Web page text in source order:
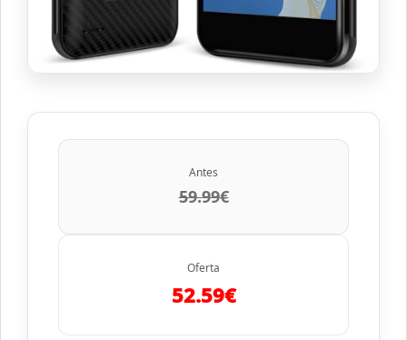
Antes
59.99€
Oferta
52.59€